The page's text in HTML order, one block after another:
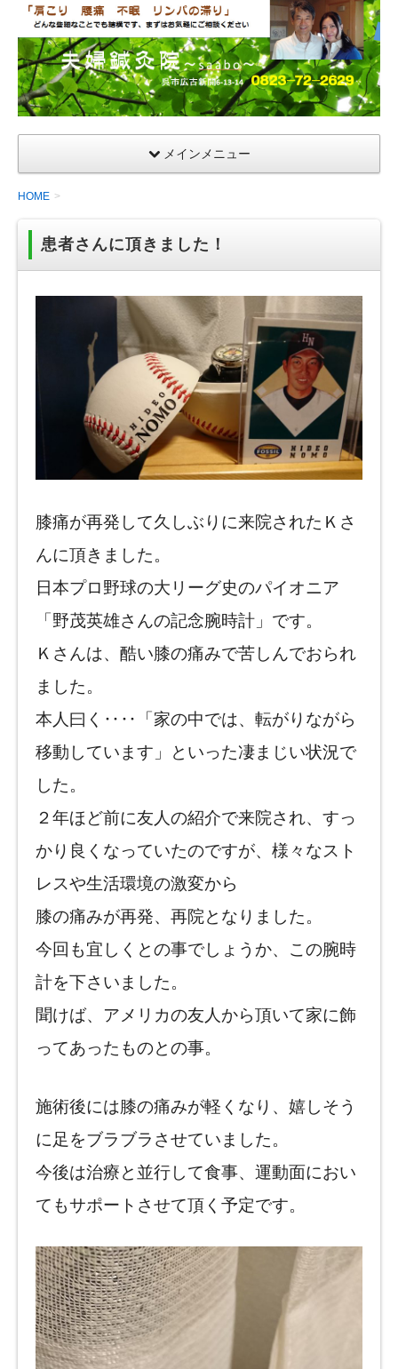
夫
婦
鍼
灸
院
メインメニュー
HOME
患者さんに頂きました！
膝痛が再発して久しぶりに来院されたＫさ
んに頂きました。
日本プロ野球の大リーグ史のパイオニア
「野茂英雄さんの記念腕時計」です。
Ｋさんは、酷い膝の痛みで苦しんでおられ
ました。
本人曰く‥‥「家の中では、転がりながら
移動しています」といった凄まじい状況で
した。
２年ほど前に友人の紹介で来院され、すっ
かり良くなっていたのですが、様々なスト
レスや生活環境の激変から
膝の痛みが再発、再院となりました。
今回も宜しくとの事でしょうか、この腕時
計を下さいました。
聞けば、アメリカの友人から頂いて家に飾
ってあったものとの事。
施術後には膝の痛みが軽くなり、嬉しそう
に足をブラブラさせていました。
今後は治療と並行して食事、運動面におい
てもサポートさせて頂く予定です。